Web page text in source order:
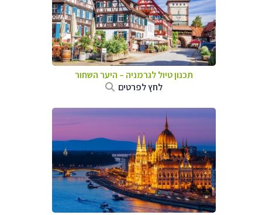
תכנון טיול לגרמניה – היער השחור
לחץ לפרטים